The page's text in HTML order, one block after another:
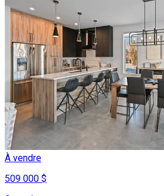
À vendre
509 000 $